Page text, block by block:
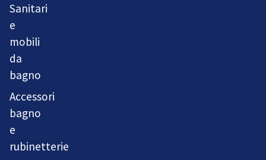
Sanitari
e
mobili
da
bagno
Accessori
bagno
e
rubinetterie